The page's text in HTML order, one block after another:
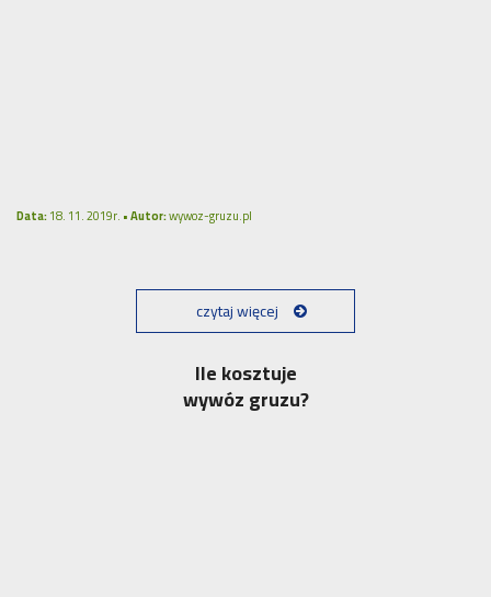
Data:18. 11. 2019r. •Autor:wywoz-gruzu.pl
czytaj więcej
Ile kosztuje
wywóz gruzu?